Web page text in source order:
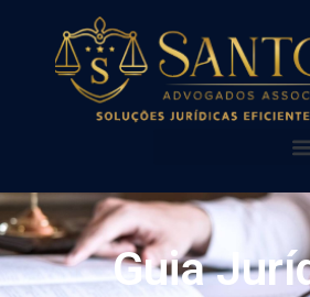
AQUI VOCÊ ENCONTRA!
NOSSAS
Guia